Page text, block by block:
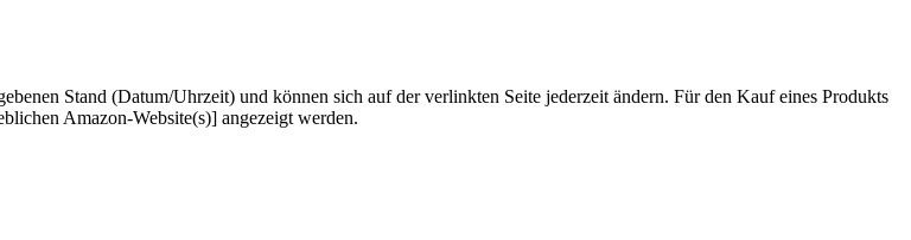
Stand (Datum/Uhrzeit) und können sich auf der verlinkten Seite jederzeit ändern. Für den Kauf eines Produkts
Amazon-Website(s)] angezeigt werden.